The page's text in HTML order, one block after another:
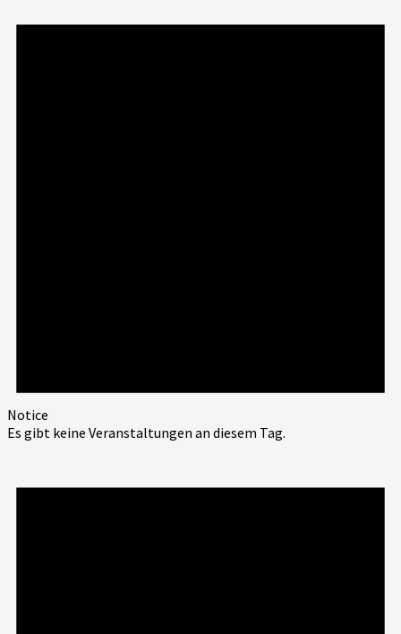
Notice
Es gibt keine Veranstaltungen an diesem Tag.